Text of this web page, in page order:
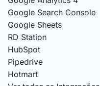
Google Search Console
Google Sheets
RD Station
HubSpot
Pipedrive
Hotmart